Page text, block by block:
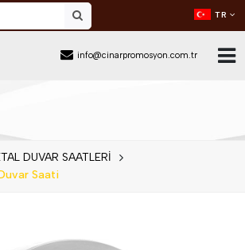
info@cinarpromosyon.com.tr
TR
DUVAR SAATLERİ
Saati